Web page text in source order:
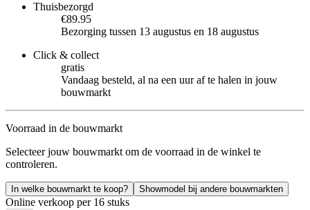
Thuisbezorgd
€89.95
Bezorging tussen 13 augustus en 18 augustus
Click & collect
gratis
Vandaag besteld, al na een uur af te halen in jouw
bouwmarkt
Voorraad in de bouwmarkt
Selecteer jouw bouwmarkt om de voorraad in de winkel te
controleren.
In welke bouwmarkt te koop? Showmodel bij andere bouwmarkten
Online verkoop per 16 stuks